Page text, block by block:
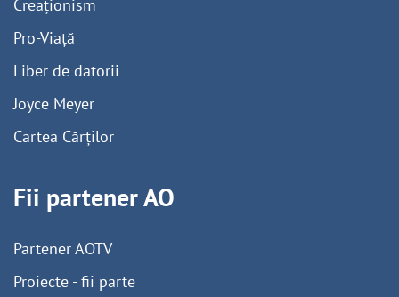
Creaționism
Pro-Viață
Liber de datorii
Joyce Meyer
Cartea Cărților
Fii partener AO
Partener AOTV
Proiecte - fii parte